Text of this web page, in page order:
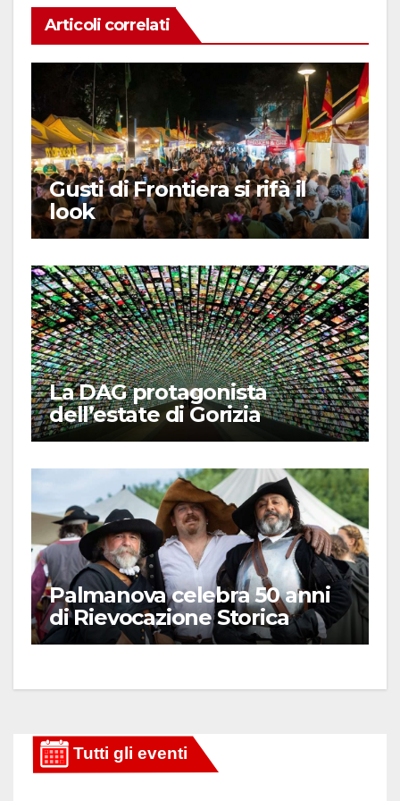
Articoli correlati
Gusti di Frontiera si rifà il
look
La DAG protagonista
dell’estate di Gorizia
Palmanova celebra 50 anni
di Rievocazione Storica